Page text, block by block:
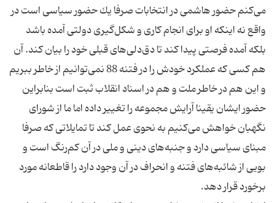
می‌كنم حضور هاشمی در انتخابات صرفا یك حضور سیاسی است در
واقع نه اینكه او برای انجام كاری و شكل‌گیری دولتی آمده باشد
بلكه آمده فرصتی پیدا كند تا دق‌دلی‌های قبلی خود را بیان كند. آن
هم كسی كه عملكرد خودش را در فتنه 88 نمی‌توانیم از خاطر ببریم
و این هم در خاطر ملت و هم در اسناد انقلاب ثبت است بنابراین
حضور ایشان یقینا آرایش مجموعه را تغییر داده اما ما از شورای
نگهبان خواهش می‌كنیم به نحوی عمل كند تا تمایلاتی كه صرفا
مبنای سیاسی دارد و جنبه‌های دینی و ملی در آن كم‌رنگ است و
بویی از شائبه‌های فتنه و انحراف در آن وجود دارد را قاطعانه مورد